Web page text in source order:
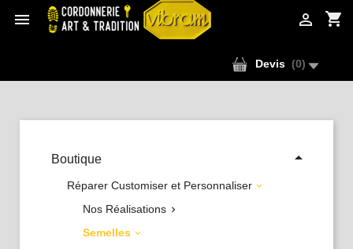
 shopping_cart

Devis (0)
Boutique 
Réparer Customiser et Personnaliser 
Nos Réalisations 
Semelles 